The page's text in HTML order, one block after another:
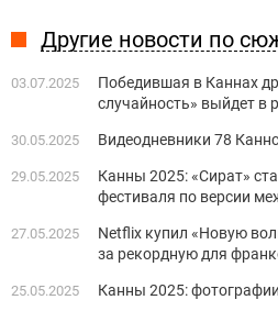
Другие новости по
03.07.2025
Победившая в Каннах
случайность» выйдет в
30.05.2025 Видеодневники 78
29.05.2025
Канны 2025: «Сират»
фестиваля по версии
27.05.2025
Netflix купил «Новую
за рекордную для
25.05.2025 Канны 2025: